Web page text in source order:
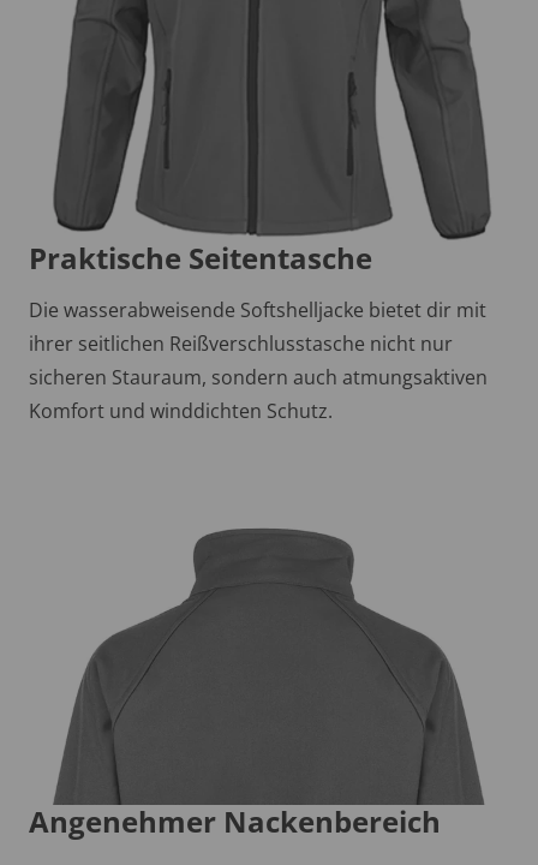
Praktische Seitentasche
Die wasserabweisende Softshelljacke bietet dir mit
ihrer seitlichen Reißverschlusstasche nicht nur
sicheren Stauraum, sondern auch atmungsaktiven
Komfort und winddichten Schutz.
Angenehmer Nackenbereich